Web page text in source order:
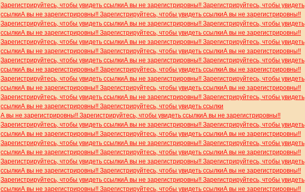
Зарегистрируйтесь, чтобы увидеть ссылкиА вы не зарегистрировны!! Зарегистрируйтесь, чтобы увидеть
ссылкиА вы не зарегистрировны!! Зарегистрируйтесь, чтобы увидеть ссылкиА вы не зарегистрировны!!
Зарегистрируйтесь, чтобы увидеть ссылкиА вы не зарегистрировны!! Зарегистрируйтесь, чтобы увидеть
ссылкиА вы не зарегистрировны!! Зарегистрируйтесь, чтобы увидеть ссылкиА вы не зарегистрировны!!
Зарегистрируйтесь, чтобы увидеть ссылкиА вы не зарегистрировны!! Зарегистрируйтесь, чтобы увидеть
ссылкиА вы не зарегистрировны!! Зарегистрируйтесь, чтобы увидеть ссылкиА вы не зарегистрировны!!
Зарегистрируйтесь, чтобы увидеть ссылкиА вы не зарегистрировны!! Зарегистрируйтесь, чтобы увидеть
ссылкиА вы не зарегистрировны!! Зарегистрируйтесь, чтобы увидеть ссылкиА вы не зарегистрировны!!
Зарегистрируйтесь, чтобы увидеть ссылкиА вы не зарегистрировны!! Зарегистрируйтесь, чтобы увидеть
ссылкиА вы не зарегистрировны!! Зарегистрируйтесь, чтобы увидеть ссылкиА вы не зарегистрировны!!
Зарегистрируйтесь, чтобы увидеть ссылкиА вы не зарегистрировны!! Зарегистрируйтесь, чтобы увидеть
ссылкиА вы не зарегистрировны!! Зарегистрируйтесь, чтобы увидеть ссылки
А вы не зарегистрировны!! Зарегистрируйтесь, чтобы увидеть ссылкиА вы не зарегистрировны!!
Зарегистрируйтесь, чтобы увидеть ссылкиА вы не зарегистрировны!! Зарегистрируйтесь, чтобы увидеть
ссылкиА вы не зарегистрировны!! Зарегистрируйтесь, чтобы увидеть ссылкиА вы не зарегистрировны!!
Зарегистрируйтесь, чтобы увидеть ссылкиА вы не зарегистрировны!! Зарегистрируйтесь, чтобы увидеть
ссылкиА вы не зарегистрировны!! Зарегистрируйтесь, чтобы увидеть ссылкиА вы не зарегистрировны!!
Зарегистрируйтесь, чтобы увидеть ссылкиА вы не зарегистрировны!! Зарегистрируйтесь, чтобы увидеть
ссылкиА вы не зарегистрировны!! Зарегистрируйтесь, чтобы увидеть ссылкиА вы не зарегистрировны!!
Зарегистрируйтесь, чтобы увидеть ссылкиА вы не зарегистрировны!! Зарегистрируйтесь, чтобы увидеть
ссылкиА вы не зарегистрировны!! Зарегистрируйтесь, чтобы увидеть ссылкиА вы не зарегистрировны!!